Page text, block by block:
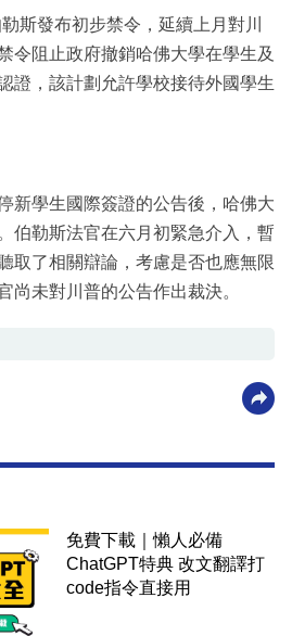
斯發布初步禁令，延續上月對川
令阻止政府撤銷哈佛大學在學生及
證，該計劃允許學校接待外國學生
新學生國際簽證的公告後，哈佛大
伯勒斯法官在六月初緊急介入，暫
取了相關辯論，考慮是否也應無限
尚未對川普的公告作出裁決。
免費下載｜懶人必備
ChatGPT特典 改文翻譯打
code指令直接用